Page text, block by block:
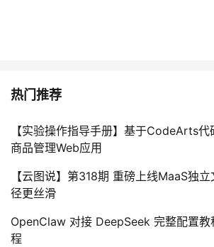
热门推荐
【实验操作指导手册】基于CodeArts
商品管理Web应用
【云图说】第318期 重磅上线MaaS独
径更丝滑
OpenClaw 对接 DeepSeek 完整配置教
程